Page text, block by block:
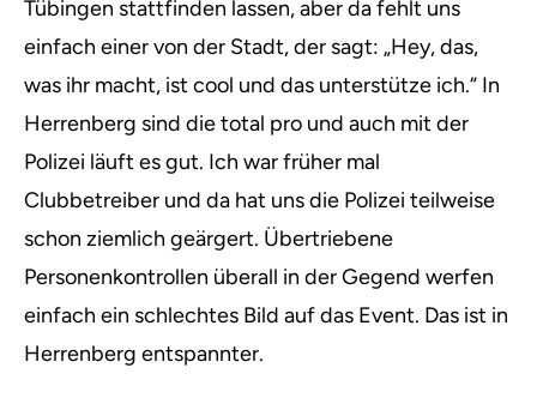
Tübingen stattfinden lassen, aber da fehlt uns
einfach einer von der Stadt, der sagt: „Hey, das,
was ihr macht, ist cool und das unterstütze ich.“ In
Herrenberg sind die total pro und auch mit der
Polizei läuft es gut. Ich war früher mal
Clubbetreiber und da hat uns die Polizei teilweise
schon ziemlich geärgert. Übertriebene
Personenkontrollen überall in der Gegend werfen
einfach ein schlechtes Bild auf das Event. Das ist in
Herrenberg entspannter.